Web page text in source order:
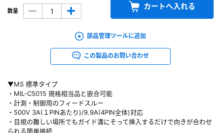
▼MS 標準タイプ
・MIL-C5015 規格相当品と嵌合可能
・計測・制御用のフィードスルー
・500V 3A(１PINあたり)/9.9A(4PIN全体)対応
・目視の難しい場所でもガイド溝にそって挿入するだけで向きが合わせ
られる簡単接続
数量 カートへ入れる
部品管理ツールに追加
この製品のお問い合わせ